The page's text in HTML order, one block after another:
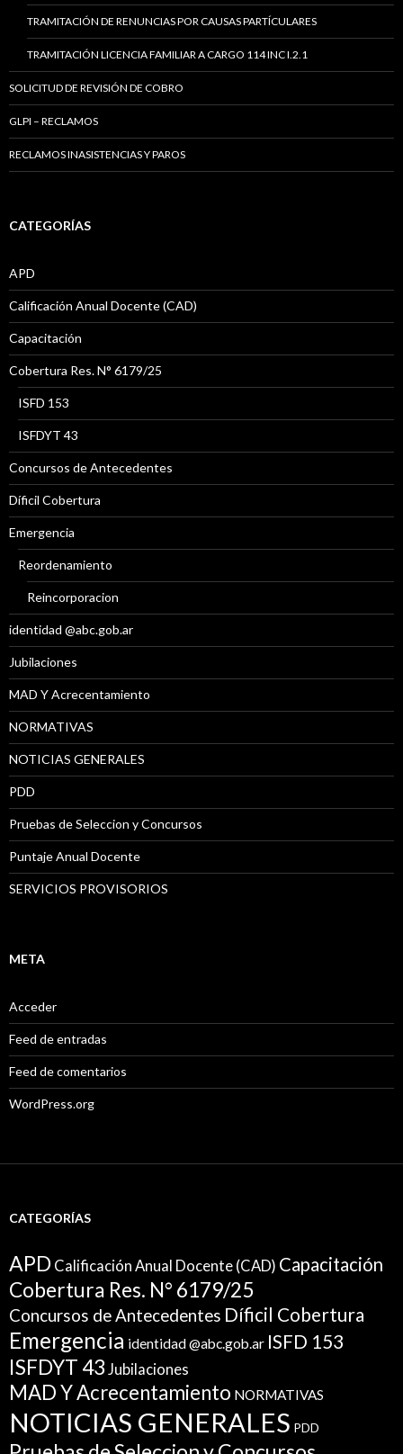
TRAMITACIÓN DE RENUNCIAS POR CAUSAS PARTÍCULARES
TRAMITACIÓN LICENCIA FAMILIAR A CARGO 114 INC I.2.1
SOLICITUD DE REVISIÓN DE COBRO
GLPI – RECLAMOS
RECLAMOS INASISTENCIAS Y PAROS
CATEGORÍAS
APD
Calificación Anual Docente (CAD)
Capacitación
Cobertura Res. N° 6179/25
ISFD 153
ISFDYT 43
Concursos de Antecedentes
Díficil Cobertura
Emergencia
Reordenamiento
Reincorporacion
identidad @abc.gob.ar
Jubilaciones
MAD Y Acrecentamiento
NORMATIVAS
NOTICIAS GENERALES
PDD
Pruebas de Seleccion y Concursos
Puntaje Anual Docente
SERVICIOS PROVISORIOS
META
Acceder
Feed de entradas
Feed de comentarios
WordPress.org
CATEGORÍAS
APD Calificación Anual Docente (CAD) Capacitación
Cobertura Res. N° 6179/25
Concursos de Antecedentes Díficil Cobertura
Emergencia identidad @abc.gob.ar ISFD 153
ISFDYT 43 Jubilaciones
MAD Y Acrecentamiento NORMATIVAS
NOTICIAS GENERALES PDD